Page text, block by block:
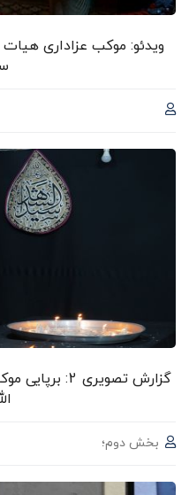
ویدئو: موکب عزاداری
گزارش
بخش دوم؛